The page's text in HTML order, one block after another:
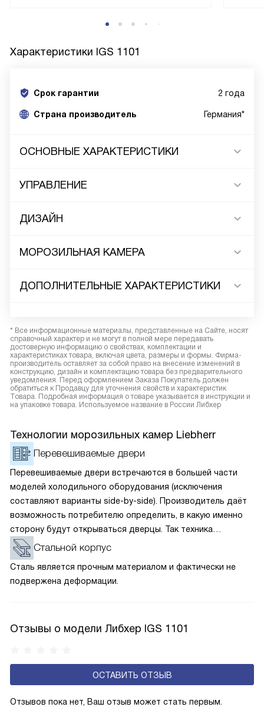
Характеристики IGS 1101
Срок гарантии 2 года
Cтрана производитель Германия*
ОСНОВНЫЕ ХАРАКТЕРИСТИКИ
УПРАВЛЕНИЕ
ДИЗАЙН
МОРОЗИЛЬНАЯ КАМЕРА
ДОПОЛНИТЕЛЬНЫЕ ХАРАКТЕРИСТИКИ
* Все информационные материалы, представленные на Сайте, носят
справочный характер и не могут в полной мере передавать
достоверную информацию о свойствах, комплектации и
характеристиках товара, включая цвета, размеры и формы. Фирма-
производитель оставляет за собой право на внесение изменений в
конструкцию, дизайн и комплектацию товара без предварительного
уведомления. Перед оформлением Заказа Покупатель должен
обратиться к Продавцу для уточнения свойств и характеристик
Товара. Подробная информация о товаре указывается в инструкции и
на упаковке товара. Используемое название в России Либхер
Технологии морозильных камер Liebherr
Перевешиваемые двери
Перевешиваемые двери встречаются в большей части
моделей холодильного оборудования (исключения
составляют варианты side-by-side). Производитель даёт
возможность потребителю определить, в какую именно
сторону будут открываться дверцы. Так техника
идеально подстроится под геометрию помещения,
а открытая дверца не перекроет проход или доступ
к другой мебели. В комплект обязательно входят
переходники и петли. При желании и умении покупатель
Стальной корпус
Сталь является прочным материалом и фактически не
подвержена деформации.
Отзывы о модели Либхер IGS 1101
ОСТАВИТЬ ОТЗЫВ
Отзывов пока нет, Ваш отзыв может стать первым.